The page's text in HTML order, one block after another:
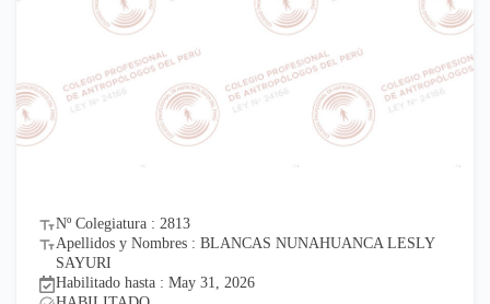
Nº Colegiatura : 2813
Apellidos y Nombres : BLANCAS NUNAHUANCA LESLY
SAYURI
Habilitado hasta : May 31, 2026